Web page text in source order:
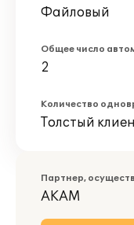
Файловый
Общее число
2
Количество
Толстый
Партнер,
АКАМ